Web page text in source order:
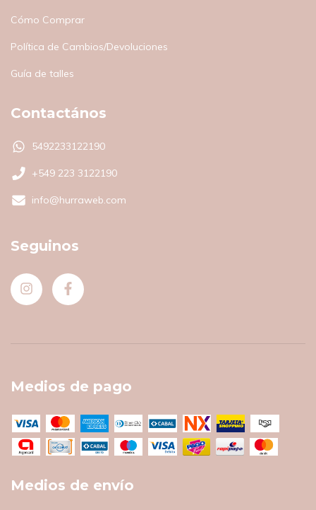
Cómo Comprar
Política de Cambios/Devoluciones
Guía de talles
Contactános
5492233122190
+549 223 3122190
info@hurraweb.com
Seguinos
Medios de pago
Medios de envío